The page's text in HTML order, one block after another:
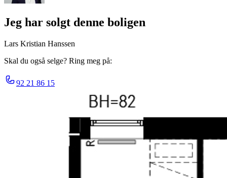
Jeg har solgt denne boligen
Lars Kristian Hanssen
Skal du også selge? Ring meg på:
92 21 86 15